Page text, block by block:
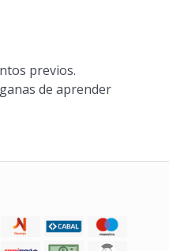
previos.
de aprender